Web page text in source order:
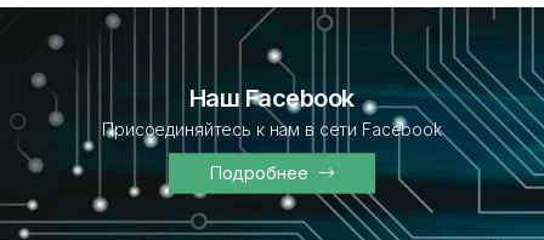
Наш Facebook
Присоединяйтесь к нам в сети Facebook
Подробнее